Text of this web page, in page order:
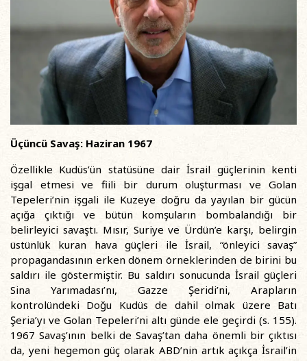
Üçüncü Savaş: Haziran 1967
Özellikle Kudüs’ün statüsüne dair İsrail güçlerinin kenti
işgal etmesi ve fiili bir durum oluşturması ve Golan
Tepeleri’nin işgali ile Kuzeye doğru da yayılan bir gücün
açığa çıktığı ve bütün komşuların bombalandığı bir
belirleyici savaştı. Mısır, Suriye ve Ürdün’e karşı, belirgin
üstünlük kuran hava güçleri ile İsrail, “önleyici savaş”
propagandasının erken dönem örneklerinden de birini bu
saldırı ile göstermiştir. Bu saldırı sonucunda İsrail güçleri
Sina Yarımadası’nı, Gazze Şeridi’ni, Arapların
kontrolündeki Doğu Kudüs de dahil olmak üzere Batı
Şeria’yı ve Golan Tepeleri’ni altı günde ele geçirdi (s. 155).
1967 Savaş’ının belki de Savaş’tan daha önemli bir çıktısı
da, yeni hegemon güç olarak ABD’nin artık açıkça İsrail’in